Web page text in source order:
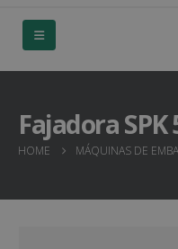
Fajadora SPK
HOME MÁQUINAS DE